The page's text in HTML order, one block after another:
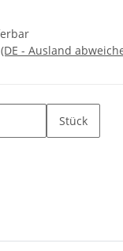
(DE - Ausland
Stück